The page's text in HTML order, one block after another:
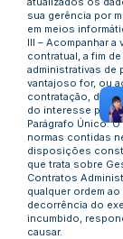
sua gerência por
em meios
III – Acompanhar
contratual, a fim
administrativas de
vantajoso for, ou
contratação, de
do interesse
Parágrafo Único.
normas contidas
disposições
que trata sobre
Contratos
qualquer ordem
decorrência do
incumbido,
causar.